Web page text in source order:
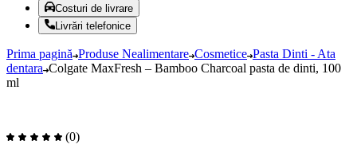
Costuri de livrare
Livrări telefonice
Prima pagină Produse Nealimentare Cosmetice Pasta Dinti - Ata
dentara Colgate MaxFresh – Bamboo Charcoal pasta de dinti, 100
ml
(0)